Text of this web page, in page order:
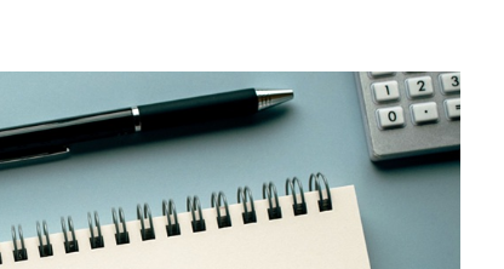
業務請負（プラント）